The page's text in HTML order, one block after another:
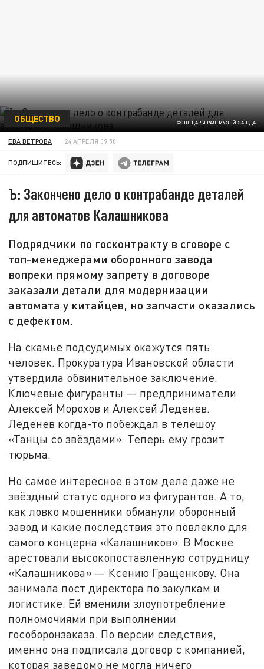
ФОТО: ЦАРЬГРАД. МУЗЕЙ ЗАВОДА
ОБЩЕСТВО
ЕВА ВЕТРОВА 24 АПРЕЛЯ 09:50
ПОДПИШИТЕСЬ:
Ъ: Закончено дело о контрабанде деталей
для автоматов Калашникова
Подрядчики по госконтракту в сговоре с
топ-менеджерами оборонного завода
вопреки прямому запрету в договоре
заказали детали для модернизации
автомата у китайцев, но запчасти оказались
с дефектом.
На скамье подсудимых окажутся пять
человек. Прокуратура Ивановской области
утвердила обвинительное заключение.
Ключевые фигуранты — предприниматели
Алексей Морохов и Алексей Леденев.
Леденев когда-то побеждал в телешоу
«Танцы со звёздами». Теперь ему грозит
тюрьма.
Но самое интересное в этом деле даже не
звёздный статус одного из фигурантов. А то,
как ловко мошенники обманули оборонный
завод и какие последствия это повлекло для
самого концерна «Калашников». В Москве
арестовали высокопоставленную сотрудницу
«Калашникова» — Ксению Гращенкову. Она
занимала пост директора по закупкам и
логистике. Ей вменили злоупотребление
полномочиями при выполнении
гособоронзаказа. По версии следствия,
именно она подписала договор с компанией,
которая заведомо не могла ничего